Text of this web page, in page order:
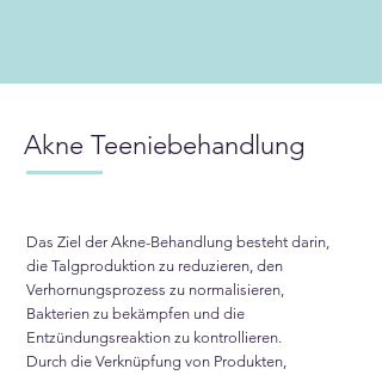
Akne Teeniebehandlung
Das Ziel der Akne-Behandlung besteht darin,
die Talgproduktion zu reduzieren, den
Verhornungsprozess zu normalisieren,
Bakterien zu bekämpfen und die
Entzündungsreaktion zu kontrollieren.
Durch die Verknüpfung von Produkten,